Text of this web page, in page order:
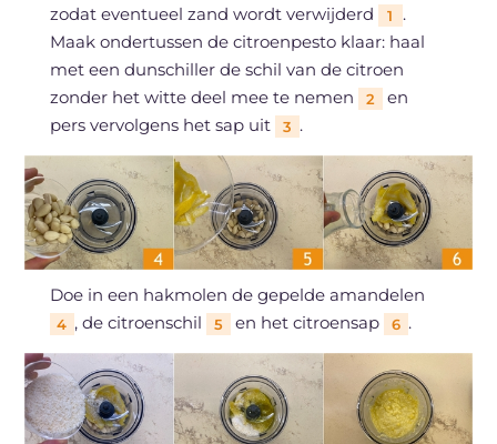
zodat eventueel zand wordt verwijderd
1
.
Maak ondertussen de citroenpesto klaar: haal
met een dunschiller de schil van de citroen
zonder het witte deel mee te nemen
2
en
pers vervolgens het sap uit
3 .
Doe in een hakmolen de gepelde amandelen
4 , de citroenschil 5 en het citroensap 6 .